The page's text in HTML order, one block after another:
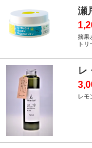
瀬
摘果
ト
レ
レモ